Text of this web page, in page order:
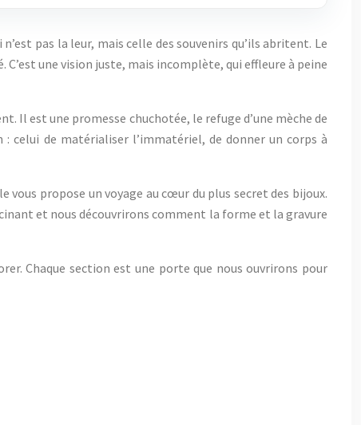
pas la leur, mais celle des souvenirs qu’ils abritent. Le
une vision juste, mais incomplète, qui effleure à peine
Il est une promesse chuchotée, le refuge d’une mèche de
celui de matérialiser l’immatériel, de donner un corps à
vous propose un voyage au cœur du plus secret des bijoux.
et nous découvrirons comment la forme et la gravure
Chaque section est une porte que nous ouvrirons pour